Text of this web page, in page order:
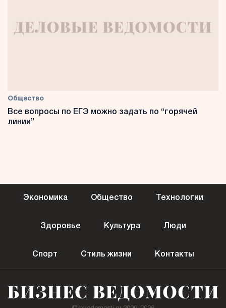
Общество
Все вопросы по ЕГЭ можно задать по “горячей
линии”
Экономика Общество Технологии
Здоровье Культура Люди
Спорт Стиль жизни Контакты